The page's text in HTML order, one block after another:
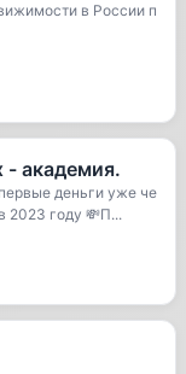
в России п
- академия.
деньги уже че
2023 году 💸П...